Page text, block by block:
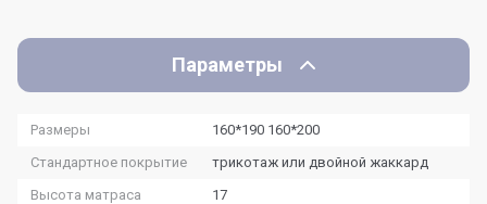
Параметры
Размеры
160*190 160*200
Стандартное покрытие
трикотаж или двойной жаккард
Высота матраса
17